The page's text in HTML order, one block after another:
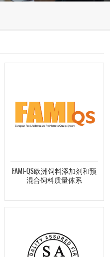
FAMI-QS欧洲饲料添加剂和预
混合饲料质量体系